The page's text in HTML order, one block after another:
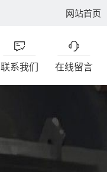
网站首页
联系我们 在线留言